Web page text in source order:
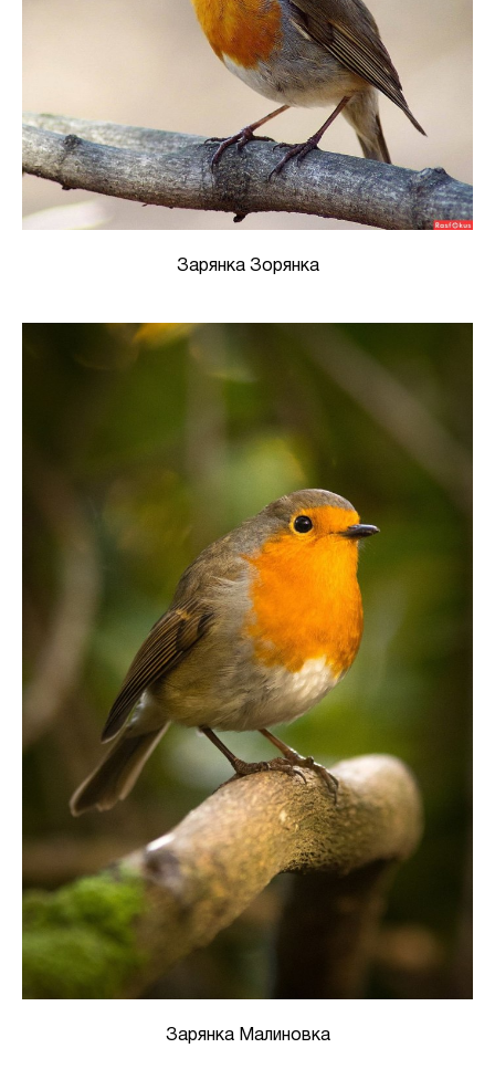
Зарянка Зорянка
Зарянка Малиновка